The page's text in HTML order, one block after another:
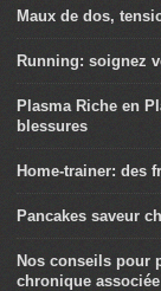
Maux de dos,
Running: soignez
Plasma Riche en
blessures
Home-trainer: des
Pancakes saveur
Nos conseils pour
chronique associée